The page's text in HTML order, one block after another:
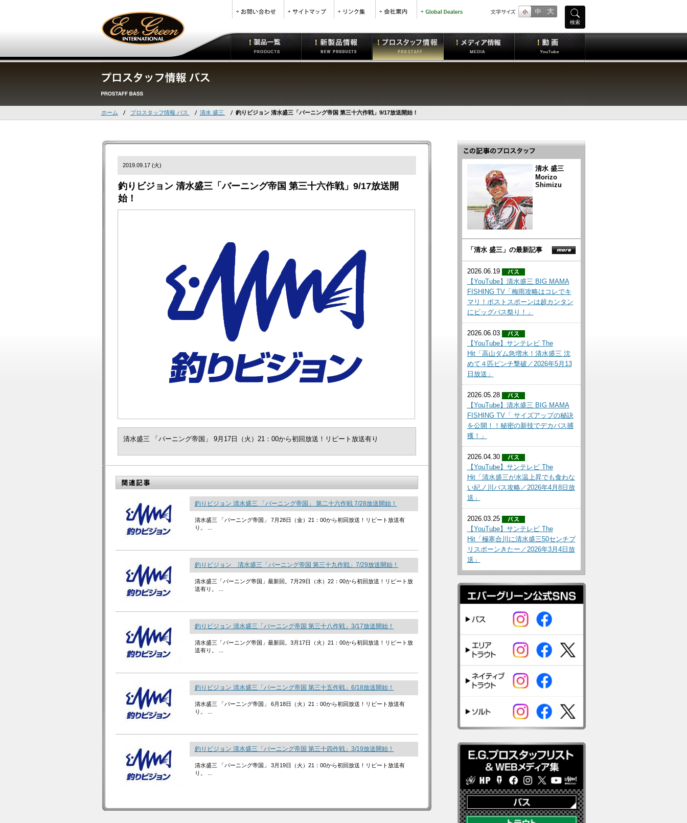
検索
ホーム プロスタッフ情報 バス 清水 盛三 釣りビジョン 清水盛三「バーニング帝国 第三十六作戦」9/17放送開始！
2019.09.17 (火)
釣りビジョン 清水盛三「バーニング帝国 第三十六作戦」9/17放送開
始！
清水盛三 「バーニング帝国」 9月17日（火）21：00から初回放送！リピート放送有り
釣りビジョン 清水盛三 「バーニング帝国」 第二十六作戦 7/28放送開始！
清水盛三 「バーニング帝国」 7月28日（金）21：00から初回放送！リピート放送有
り。 ...
釣りビジョン 清水盛三「バーニング帝国 第三十九作戦」7/29放送開始！
清水盛三「バーニング帝国」最新回。7月29日（水）22：00から初回放送！リピート放
送有り。 ...
釣りビジョン 清水盛三「バーニング帝国 第三十八作戦」3/17放送開始！
清水盛三「バーニング帝国」最新回。3月17日（火）21：00から初回放送！リピート放
送有り。 ...
釣りビジョン 清水盛三「バーニング帝国 第三十五作戦」6/18放送開始！
清水盛三 「バーニング帝国」 6月18日（火）21：00から初回放送！リピート放送有
り。 ...
釣りビジョン 清水盛三「バーニング帝国 第三十四作戦」3/19放送開始！
清水盛三 「バーニング帝国」 3月19日（火）21：00から初回放送！リピート放送有
り。 ...
清水 盛三
Morizo
Shimizu
「清水 盛三」の最新記事
2026.06.19
【YouTube】清水盛三 BIG MAMA
FISHING TV「梅雨攻略はコレでキ
マリ！ポストスポーンは超カンタン
にビッグバス祭り！」
2026.06.03
【YouTube】サンテレビ The
Hit「高山ダム急増水！清水盛三 沈
めて４匹ピンチ撃破／2026年5月13
日放送」
2026.05.28
【YouTube】清水盛三 BIG MAMA
FISHING TV「 サイズアップの秘訣
を公開！！秘密の新技でデカバス捕
獲！」
2026.04.30
【YouTube】サンテレビ The
Hit「清水盛三が水温上昇でも食わな
い紀ノ川バス攻略／2026年4月8日放
送」
2026.03.25
【YouTube】サンテレビ The
Hit「極寒合川に清水盛三50センチプ
リスポーンきたー／2026年3月4日放
送」